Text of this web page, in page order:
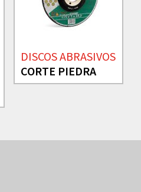
DISCOS ABRASIVOS
CORTE PIEDRA